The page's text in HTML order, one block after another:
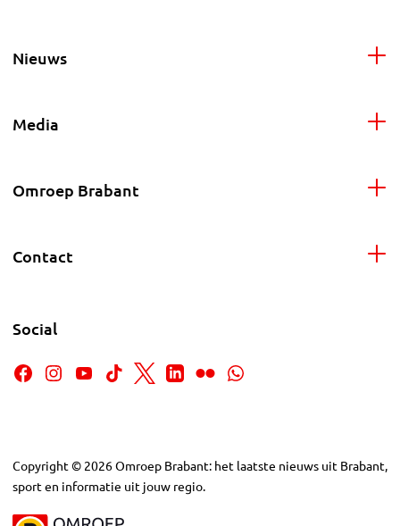
Nieuws
Media
Omroep Brabant
Contact
Social
Copyright © 2026Omroep Brabant: het laatste nieuws uit Brabant,
sport en informatie uit jouw regio.